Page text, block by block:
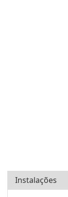
Instalações